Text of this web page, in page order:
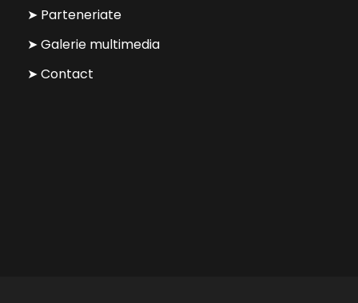
➤ Parteneriate
➤ Galerie multimedia
➤ Contact